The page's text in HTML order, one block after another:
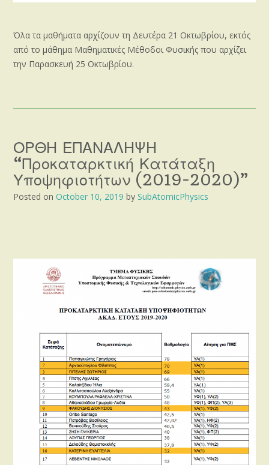
Όλα τα μαθήματα αρχίζουν τη Δευτέρα 21 Οκτωβρίου, εκτός
από το μάθημα Μαθηματικές Μέθοδοι Φυσικής που αρχίζει
την Παρασκευή 25 Οκτωβρίου.
ΟΡΘΗ ΕΠΑΝΑΛΗΨΗ
“Προκαταρκτική Κατάταξη
Υποψηφιοτήτων (2019-2020)”
Posted on October 10, 2019 by SubAtomicPhysics